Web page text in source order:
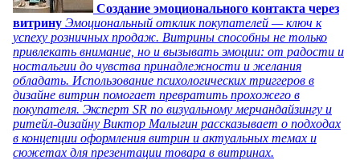
Создание эмоционального контакта через
витрину Эмоциональный отклик покупателей — ключ к
успеху розничных продаж. Витрины способны не только
привлекать внимание, но и вызывать эмоции: от радости и
ностальгии до чувства принадлежности и желания
обладать. Использование психологических триггеров в
дизайне витрин помогает превратить прохожего в
покупателя. Эксперт SR по визуальному мерчандайзингу и
ритейл-дизайну Виктор Малыгин рассказывает о подходах
в концепции оформления витрин и актуальных темах и
сюжетах для презентации товара в витринах.